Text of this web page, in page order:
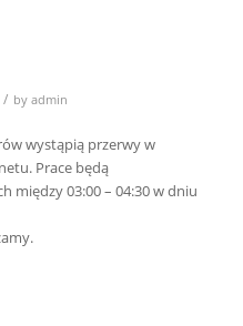
/ by admin
wystąpią przerwy w
Prace będą
między 03:00 – 04:30 w dniu